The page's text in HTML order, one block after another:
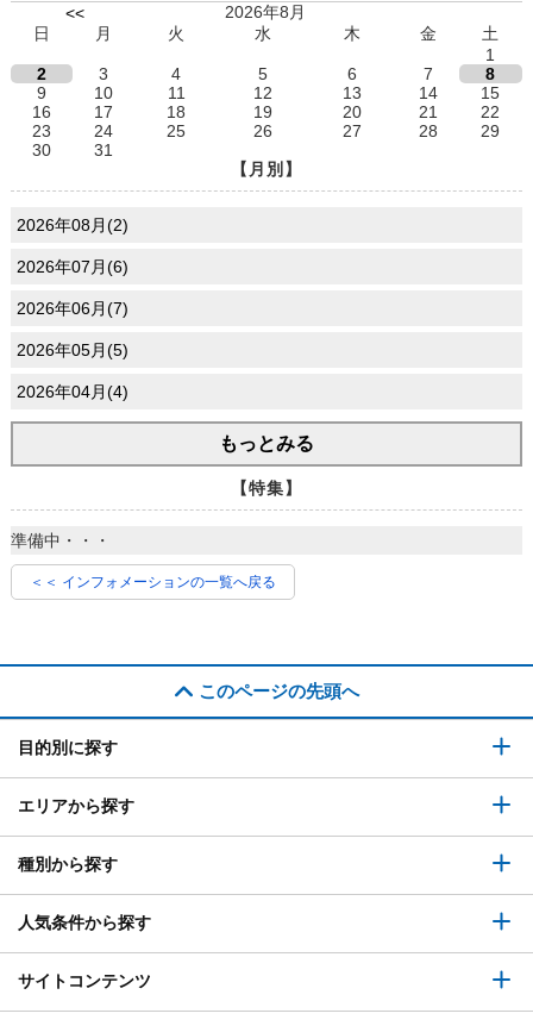
<<
2026年8月
日
月 火 水 木 金
土
1
2
3 4 5 6 7
8
9
10 11 12 13 14
15
16
17 18 19 20 21
22
23
24 25 26 27 28
29
30
31
【月別】
2026年08月(2)
2026年07月(6)
2026年06月(7)
2026年05月(5)
2026年04月(4)
もっとみる
【特集】
準備中・・・
＜＜ インフォメーションの一覧へ戻る
このページの先頭へ
目的別に探す
エリアから探す
種別から探す
人気条件から探す
サイトコンテンツ